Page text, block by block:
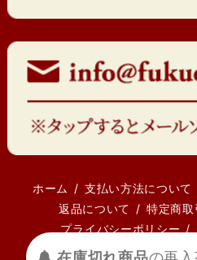
ホーム 支払い方法について
返品について
特定商
プライバシーポリシー